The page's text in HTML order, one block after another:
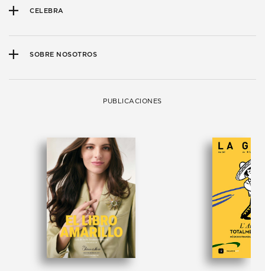
CELEBRA
SOBRE NOSOTROS
PUBLICACIONES